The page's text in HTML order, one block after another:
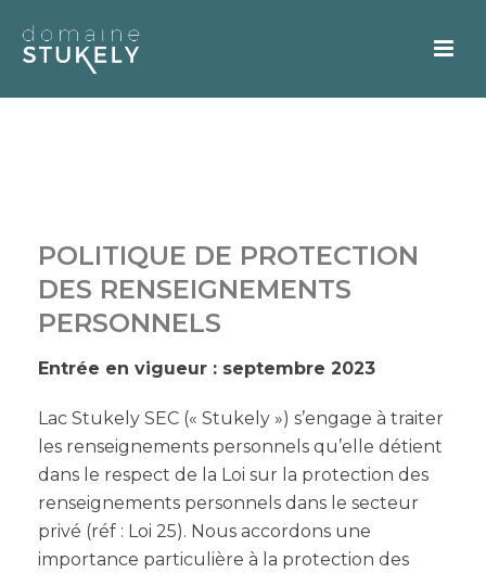
POLITIQUE DE PROTECTION
DES RENSEIGNEMENTS
PERSONNELS
Entrée en vigueur : septembre 2023
Lac Stukely SEC (« Stukely ») s’engage à traiter
les renseignements personnels qu’elle détient
dans le respect de la Loi sur la protection des
renseignements personnels dans le secteur
privé (réf : Loi 25). Nous accordons une
importance particulière à la protection des